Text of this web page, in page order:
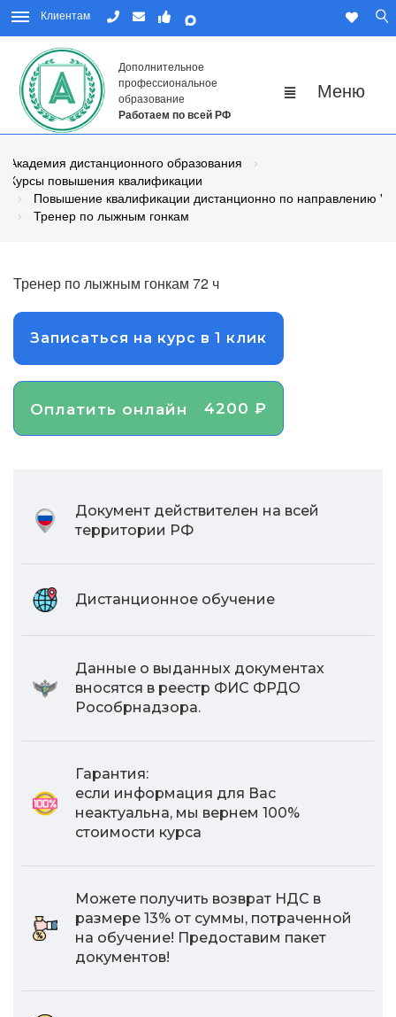
Клиентам
Дополнительное
профессиональное
образование
Работаем по всей РФ
Академия дистанционного образования
Курсы повышения квалификации
Повышение квалификации дистанционно по направлению
Тренер по лыжным гонкам
Тренер по лыжным гонкам 72 ч
Записаться на курс в 1 клик
Оплатить онлайн 4200 ₽
Документ действителен на всей
территории РФ
Дистанционное обучение
Данные о выданных документах
вносятся в реестр ФИС ФРДО
Рособрнадзора.
Гарантия:
если информация для Вас
неактуальна, мы вернем 100%
стоимости курса
Можете получить возврат НДС в
размере 13% от суммы, потраченной
на обучение! Предоставим пакет
документов!